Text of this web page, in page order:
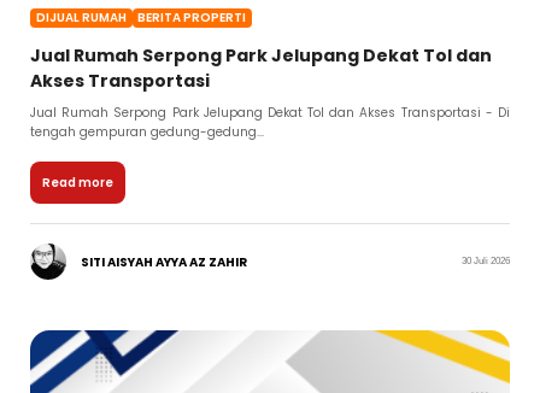
DIJUAL RUMAH BERITA PROPERTI
Jual Rumah Serpong Park Jelupang Dekat Tol dan
Akses Transportasi
Jual Rumah Serpong Park Jelupang Dekat Tol dan Akses Transportasi - Di
tengah gempuran gedung-gedung...
Read more
SITI AISYAH AYYA AZ ZAHIR 30 Juli 2026